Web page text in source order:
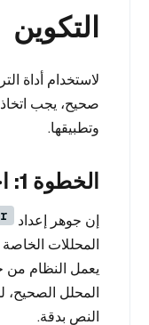
التكوين
لاستخدام أداة
صحيح، يجب اتخاذ
وتطبيقها.
الخطوة 1: اختر لغاتك ومحللاتك
إن جوهر إعداد
المحللات
يعمل النظام من
المحلل الصحيح،
النص بدقة.